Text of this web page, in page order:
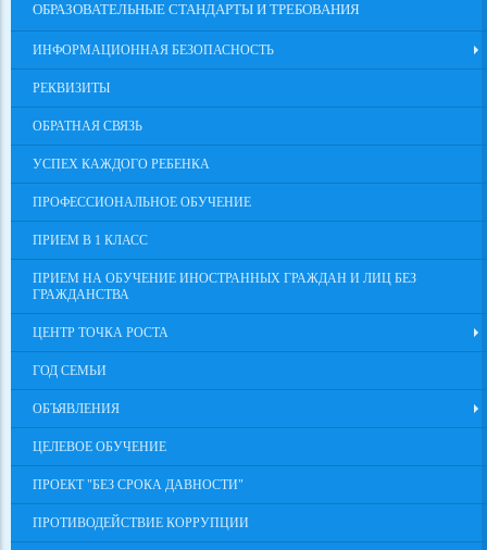
ОБРАЗОВАТЕЛЬНЫЕ СТАНДАРТЫ И ТРЕБОВАНИЯ
ИНФОРМАЦИОННАЯ БЕЗОПАСНОСТЬ
РЕКВИЗИТЫ
ОБРАТНАЯ СВЯЗЬ
УСПЕХ КАЖДОГО РЕБЕНКА
ПРОФЕССИОНАЛЬНОЕ ОБУЧЕНИЕ
ПРИЕМ В 1 КЛАСС
ПРИЕМ НА ОБУЧЕНИЕ ИНОСТРАННЫХ ГРАЖДАН И ЛИЦ БЕЗ
ГРАЖДАНСТВА
ЦЕНТР ТОЧКА РОСТА
ГОД СЕМЬИ
ОБЪЯВЛЕНИЯ
ЦЕЛЕВОЕ ОБУЧЕНИЕ
ПРОЕКТ "БЕЗ СРОКА ДАВНОСТИ"
ПРОТИВОДЕЙСТВИЕ КОРРУПЦИИ